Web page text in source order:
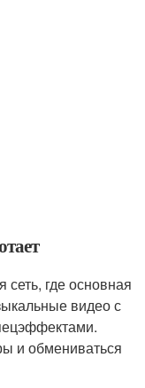
где основная
видео с
и обмениваться